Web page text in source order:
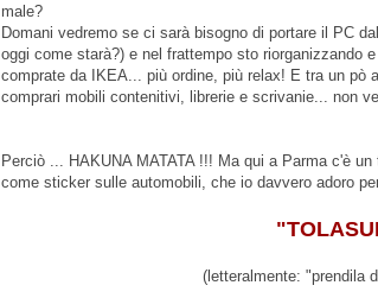
male?
Domani vedremo se ci sarà bisogno di portare il PC
oggi come starà?) e nel frattempo sto riorganizzando
comprate da IKEA... più ordine, più relax! E tra un pò
comprari mobili contenitivi, librerie e scrivanie... non
Perciò ... HAKUNA MATATA !!! Ma qui a Parma c'è
come sticker sulle automobili, che io davvero adoro
(letteralmente: "prendila